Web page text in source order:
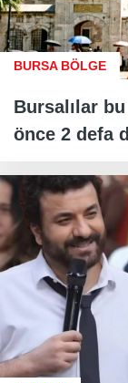
BURSA BÖLGE
Bursalılar
önce 2 defa